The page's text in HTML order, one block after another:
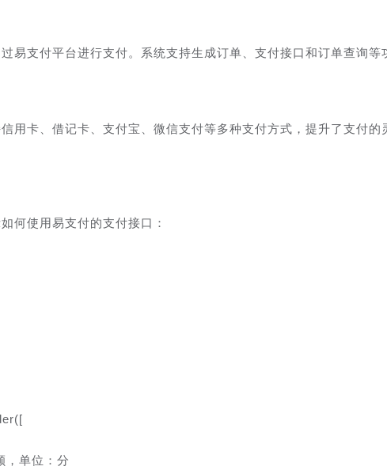
易支付平台进行支付。系统支持生成订单、支付接口和订单查询等
用卡、借记卡、支付宝、微信支付等多种支付方式，提升了支付的
何使用易支付的支付接口：
，单位：分